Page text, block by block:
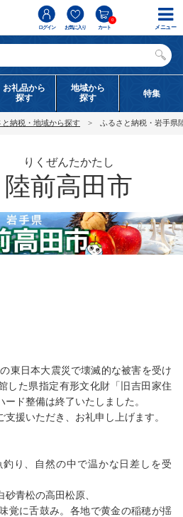
ログイン お気に入り カート
0
お礼品から
探す
地域から
探す
特集
と納税・地域から探す ふるさと納税・岩手県
陸前高田市
りくぜんたかたし
東日本大震災で壊滅的な被害を受け
した県指定有形文化財「旧吉田家住
ド整備は終了いたしました。
援いただき、お礼申し上げます。
り、自然の中で温かな日差しを受
青松の高田松原、
覚に舌鼓み。各地で黄金の稲穂が揺
メニュー